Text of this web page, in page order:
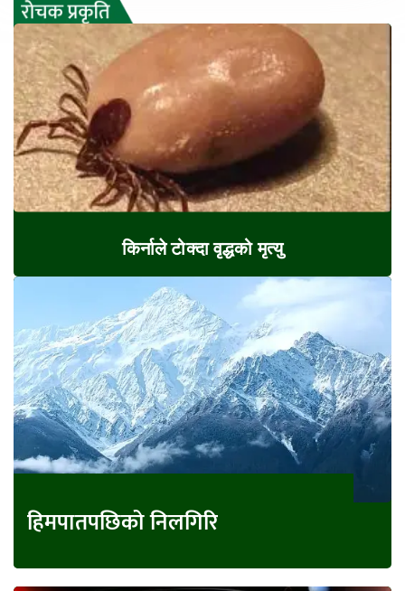
किर्नाले टोक्दा वृद्धको मृत्यु
हिमपातपछिको निलगिरि